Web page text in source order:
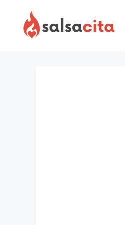
content